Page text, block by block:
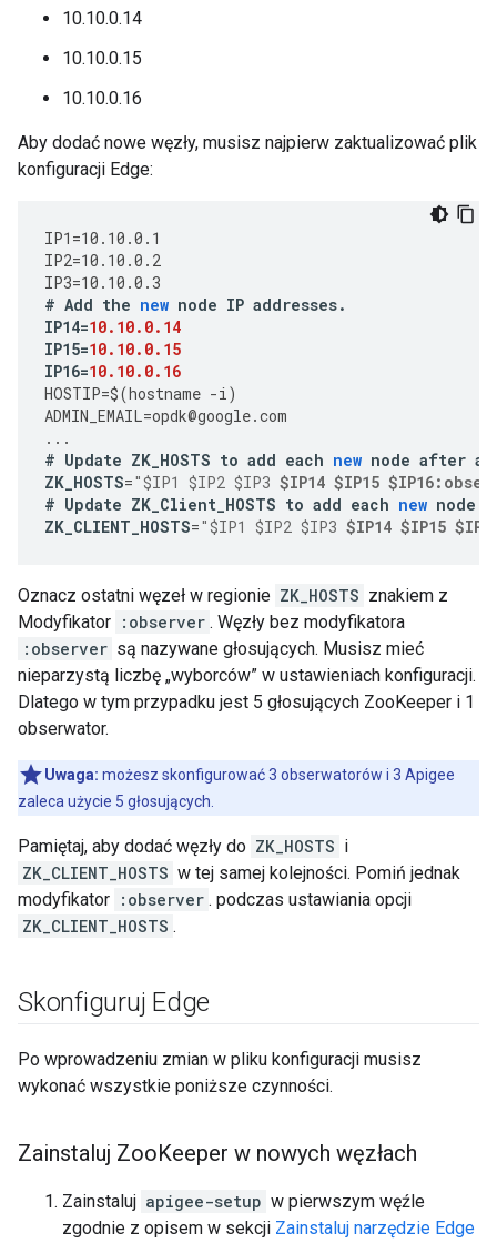
10.10.0.14
10.10.0.15
10.10.0.16
Aby dodać nowe węzły, musisz najpierw zaktualizować plik
konfiguracji Edge:
IP1 =10.10.0.1
IP2=10.10.0.2
IP3=10.10.0.3
# Add the new node IP addresses.
IP14=10.10.0.14
IP15=10.10.0.15
IP16=10.10.0.16
HOSTIP=$(hostname -i)
ADMIN_EMAIL=opdk@google.com
...
# Update ZK_HOSTS to add each new node after an
ZK_HOSTS="$IP1 $IP2 $IP3 $IP14 $IP15
# Update ZK_Client_HOSTS to add each new node
ZK_CLIENT_HOSTS="$IP1 $IP2 $IP3 $IP14 $IP15
Oznacz ostatni węzeł w regionie ZK_HOSTS znakiem z
Modyfikator :observer . Węzły bez modyfikatora
:observer są nazywane głosujących. Musisz mieć
nieparzystą liczbę „wyborców” w ustawieniach konfiguracji.
Dlatego w tym przypadku jest 5 głosujących ZooKeeper i 1
obserwator.
Uwaga: możesz skonfigurować 3 obserwatorów i 3 Apigee
zaleca użycie 5 głosujących.
Pamiętaj, aby dodać węzły do ZK_HOSTS i
ZK_CLIENT_HOSTS w tej samej kolejności. Pomiń jednak
modyfikator :observer . podczas ustawiania opcji
ZK_CLIENT_HOSTS .
Skonfiguruj Edge
Po wprowadzeniu zmian w pliku konfiguracji musisz
wykonać wszystkie poniższe czynności.
Zainstaluj ZooKeeper w nowych węzłach
Zainstaluj apigee-setup w pierwszym węźle
zgodnie z opisem w sekcji Zainstaluj narzędzie Edge